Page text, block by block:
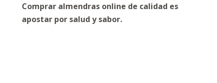
Comprar almendras online de calidad es
apostar por salud y sabor.